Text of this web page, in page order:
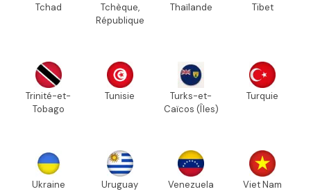
Tchad
Tchèque,
République
Thaïlande Tibet
Trinité-et-
Tobago
Tunisie
Turks-et-
Caïcos (Îles)
Turquie
Ukraine Uruguay Venezuela Viet Nam